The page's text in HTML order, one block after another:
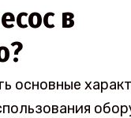
в
основные